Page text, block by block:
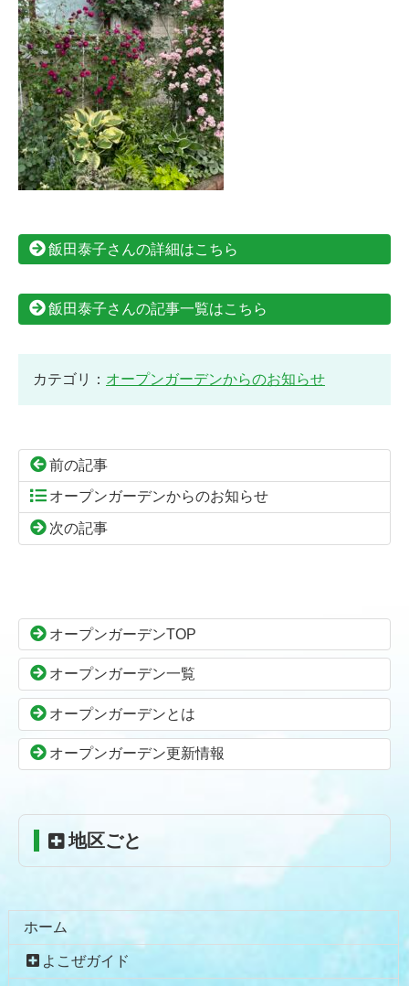
飯田泰子さんの詳細はこちら
飯田泰子さんの記事一覧はこちら
カテゴリ： オープンガーデンからのお知らせ
前の記事
オープンガーデンからのお知らせ
次の記事
ン
本
文
先
へ
る
の
頭
へ
る
オープンガーデンTOP
オープンガーデン一覧
オープンガーデンとは
オープンガーデン更新情報
地区ごと
ホーム
よこぜガイド